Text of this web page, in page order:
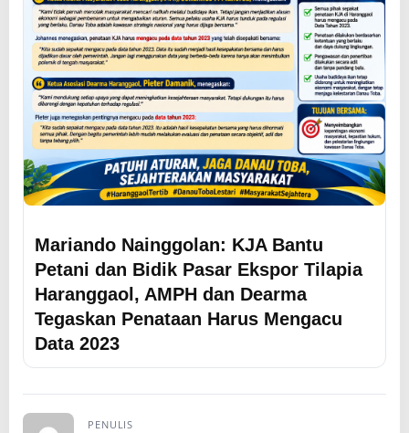
Mariando Nainggolan: KJA Bantu
Petani dan Bidik Pasar Ekspor Tilapia
Haranggaol, AMPH dan Dearma
Tegaskan Penataan Harus Mengacu
Data 2023
PENULIS